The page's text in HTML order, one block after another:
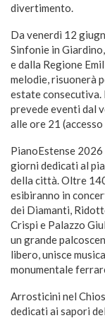
divertimento.
Da venerdì 12
Sinfonie in
e dalla Regione
melodie, risuonerà
estate consecutiva.
prevede eventi dal
alle ore 21
PianoEstense
giorni dedicati al
della città. Oltre
esibiranno in
dei Diamanti,
Crispi e Palazzo
un grande
libero, unisce
monumentale
Arrosticini nel
dedicati ai sapori